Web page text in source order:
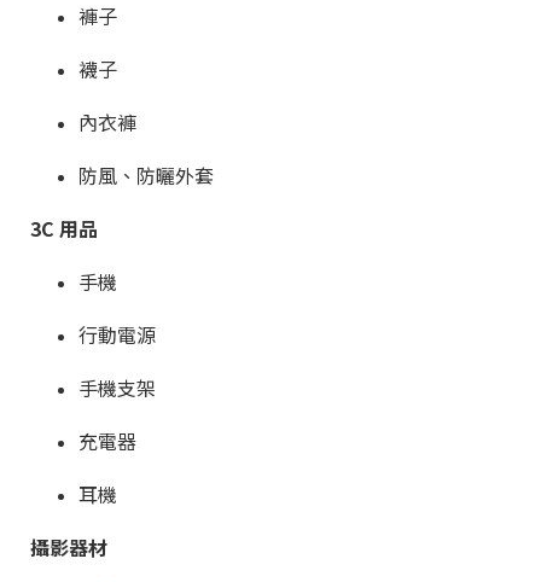
褲子
襪子
內衣褲
防風、防曬外套
3C 用品
手機
行動電源
手機支架
充電器
耳機
攝影器材